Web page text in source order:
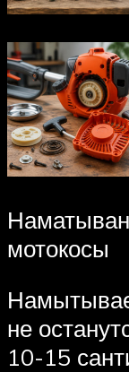
мотокосы
не
10-15